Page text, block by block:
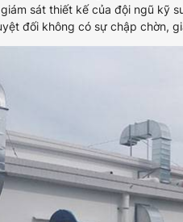
sát thiết kế của đội ngũ kỹ
đối không có sự chập chờn,